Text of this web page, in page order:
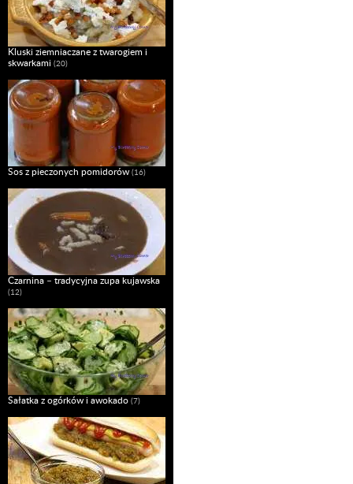
Kluski ziemniaczane z twarogiem i
skwarkami (20)
Sos z pieczonych pomidorów (16)
Czarnina – tradycyjna zupa kujawska
(12)
Sałatka z ogórków i awokado (7)